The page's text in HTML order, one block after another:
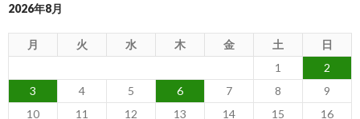
2026年8月
月 火 水 木 金 土
日
1
2
3
4 5 6 7 8
9
10
11 12 13 14 15
16